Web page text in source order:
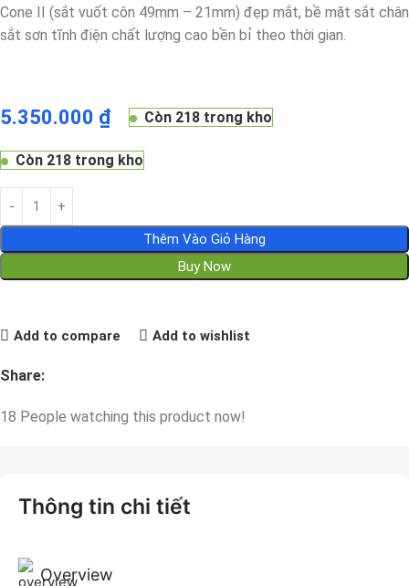
Cone II (sắt vuốt côn 49mm – 21mm) đẹp mắt, bề mặt sắt chân
sắt sơn tĩnh điện chất lượng cao bền bỉ theo thời gian.
5.350.000 ₫ Còn 218 trong kho
Còn 218 trong kho
Thêm Vào Giỏ Hàng
Buy Now
Add to compare Add to wishlist
Share:
18 People watching this product now!
Thông tin chi tiết
Overview